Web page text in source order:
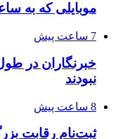
موبایلی که به
7 ساعت پیش
خبرنگاران در
نبودند
8 ساعت پیش
ثبت‌نام رقابت بزرگ